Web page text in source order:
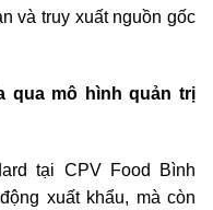
và truy xuất nguồn gốc
qua mô hình quản trị
tại CPV Food Bình
xuất khẩu, mà còn